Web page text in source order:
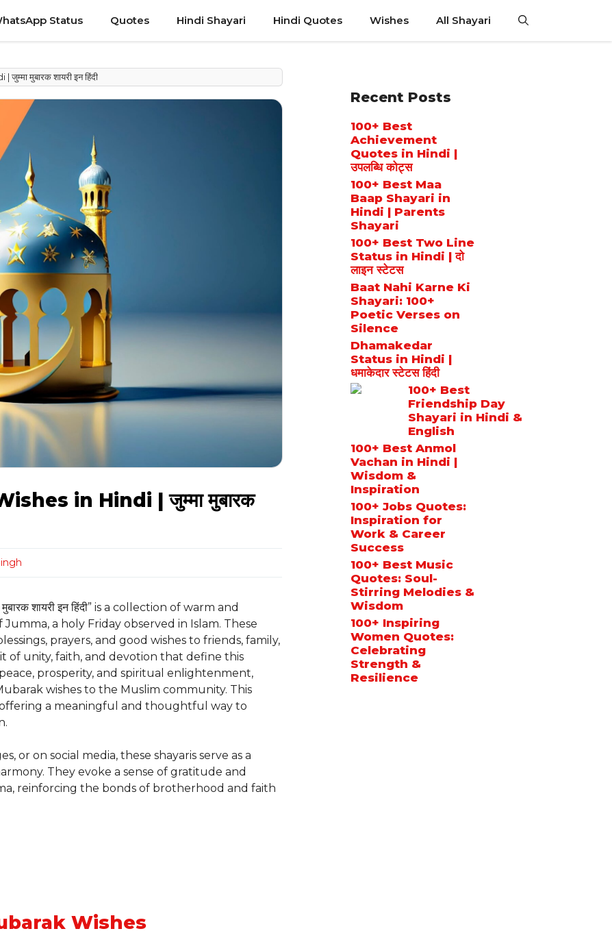
Status Quotes Hindi Shayari Hindi Quotes Wishes All Shayari
मुबारक शायरी इन हिंदी
in Hindi | जुम्मा मुबारक
शायरी इन हिंदी” is a collection of warm and
a holy Friday observed in Islam. These
prayers, and good wishes to friends, family,
of unity, faith, and devotion that define this
prosperity, and spiritual enlightenment,
wishes to the Muslim community. This
a meaningful and thoughtful way to
or on social media, these shayaris serve as a
They evoke a sense of gratitude and
reinforcing the bonds of brotherhood and faith
Wishes
Recent Posts
100+ Best
Achievement
Quotes in Hindi |
उपलब्धि कोट्स
100+ Best Maa
Baap Shayari in
Hindi | Parents
Shayari
100+ Best Two Line
Status in Hindi | दो
लाइन स्टेटस
Baat Nahi Karne Ki
Shayari: 100+
Poetic Verses on
Silence
Dhamakedar
Status in Hindi |
धमाकेदार स्टेटस हिंदी
100+ Best
Friendship Day
Shayari in Hindi &
English
100+ Best Anmol
Vachan in Hindi |
Wisdom &
Inspiration
100+ Jobs Quotes:
Inspiration for
Work & Career
Success
100+ Best Music
Quotes: Soul-
Stirring Melodies &
Wisdom
100+ Inspiring
Women Quotes:
Celebrating
Strength &
Resilience